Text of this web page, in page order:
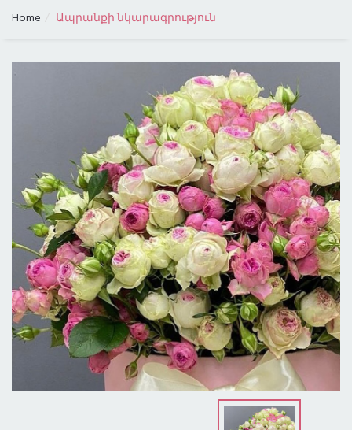
ԳՆԱՅԻՆ ԴԱՍԱԿԱՐԳՈՒՄ
ԲՈԼՈՐ ՔԱՂԱՔՆԵՐԸ
ԱՌԱՔՈՒՄ ԼՈՍ ԱՆՋԵԼԵՍՈՒՄ
Home Ապրանքի նկարագրություն